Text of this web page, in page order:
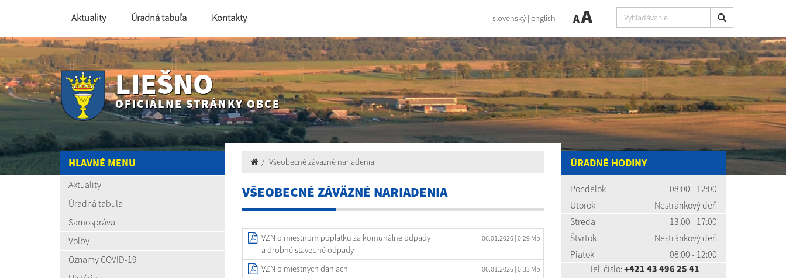
Aktuality Úradná tabuľa Kontakty slovenský| english AA
LIEŠNO
OFICIÁLNE STRÁNKY OBCE
HLAVNÉ MENU
Aktuality
Úradná tabuľa
Samospráva
Voľby
Oznamy COVID-19
Všeobecné záväzné nariadenia
VŠEOBECNÉ ZÁVÄZNÉ NARIADENIA
VZN o miestnom poplatku za komunálne odpady
a drobné stavebné odpady
06.01.2026 | 0.29 Mb
VZN o miestnych daniach 06.01.2026 | 0.33 Mb
ÚRADNÉ HODINY
Pondelok
08:00 - 12:00
Utorok
Nestránkový deň
Streda
13:00 - 17:00
Štvrtok
Nestránkový deň
Piatok
08:00 - 12:00
Tel. číslo:+421 43 496 25 41